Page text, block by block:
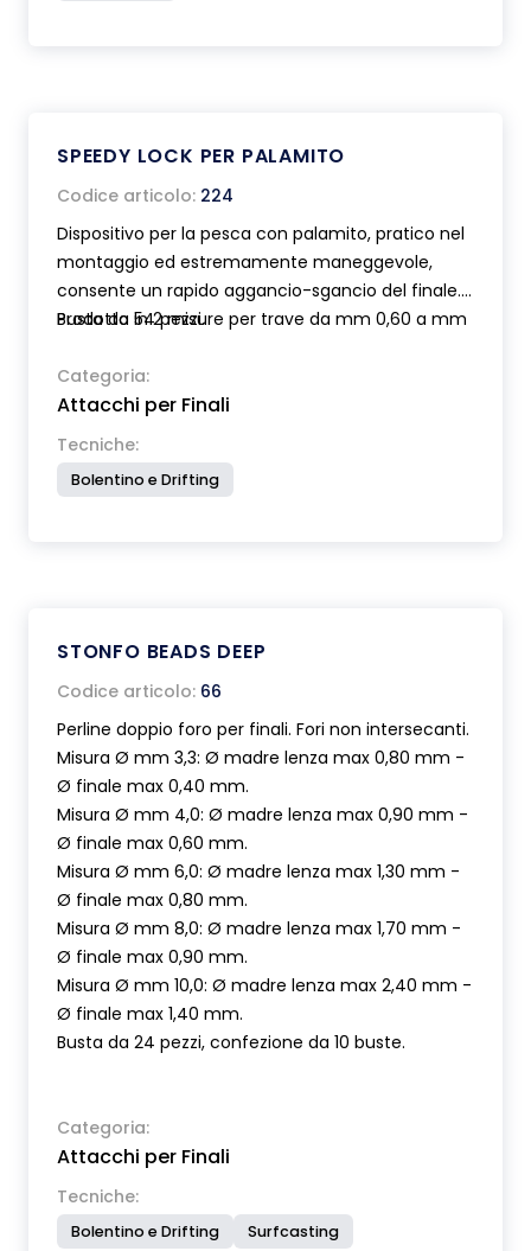
SPEEDY LOCK PER PALAMITO
Codice articolo: 224
Dispositivo per la pesca con palamito, pratico nel
montaggio ed estremamente maneggevole,
consente un rapido aggancio-sgancio del finale.
Prodotto in 2 misure per trave da mm 0,60 a mm
al trave evita il rischio di aggrovigliamenti.
Montato a scatto senza bisogno di fare nodi può
essere riutilizzato molte volte.
Busta da 54 pezzi.
Categoria:
Attacchi per Finali
Tecniche:
Bolentino e Drifting
STONFO BEADS DEEP
Codice articolo: 66
Perline doppio foro per finali. Fori non intersecanti.
Misura Ø mm 3,3: Ø madre lenza max 0,80 mm -
Ø finale max 0,40 mm.
Misura Ø mm 4,0: Ø madre lenza max 0,90 mm -
Ø finale max 0,60 mm.
Misura Ø mm 6,0: Ø madre lenza max 1,30 mm -
Ø finale max 0,80 mm.
Misura Ø mm 8,0: Ø madre lenza max 1,70 mm -
Ø finale max 0,90 mm.
Misura Ø mm 10,0: Ø madre lenza max 2,40 mm -
Ø finale max 1,40 mm.
Busta da 24 pezzi, confezione da 10 buste.
Categoria:
Attacchi per Finali
Tecniche:
Bolentino e Drifting Surfcasting